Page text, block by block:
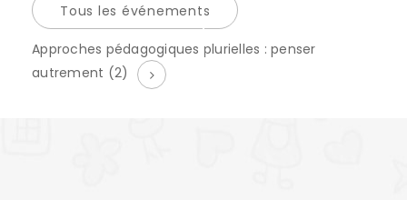
É
v
Tous les événements
Approches pédagogiques plurielles : penser
autrement (2)